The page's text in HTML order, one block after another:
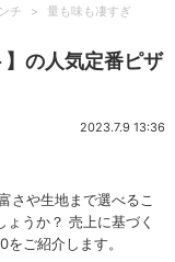
チ >
量も味も凄すぎ
の人気定番ピザ
2023.7.9 13:36
さや生地まで選べるこ
うか？ 売上に基づく
ご紹介します。